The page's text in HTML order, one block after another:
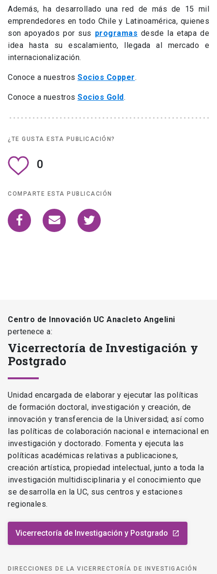
Además, ha desarrollado una red de más de 15 mil
emprendedores en todo Chile y Latinoamérica, quienes
son apoyados por sus programas desde la etapa de
idea hasta su escalamiento, llegada al mercado e
internacionalización.
Conoce a nuestros Socios Copper.
Conoce a nuestros Socios Gold.
¿TE GUSTA ESTA PUBLICACIÓN?
0
COMPARTE ESTA PUBLICACIÓN
Centro de Innovación UC Anacleto Angelini
pertenece a:
Vicerrectoría de Investigación y
Postgrado
Unidad encargada de elaborar y ejecutar las políticas
de formación doctoral, investigación y creación, de
innovación y transferencia de la Universidad; así como
las políticas de colaboración nacional e internacional en
investigación y doctorado. Fomenta y ejecuta las
políticas académicas relativas a publicaciones,
creación artística, propiedad intelectual, junto a toda la
investigación multidisciplinaria y el conocimiento que
se desarrolla en la UC, sus centros y estaciones
regionales.
Vicerrectoría de Investigación y Postgrado launch
DIRECCIONES DE LA VICERRECTORÍA DE INVESTIGACIÓN